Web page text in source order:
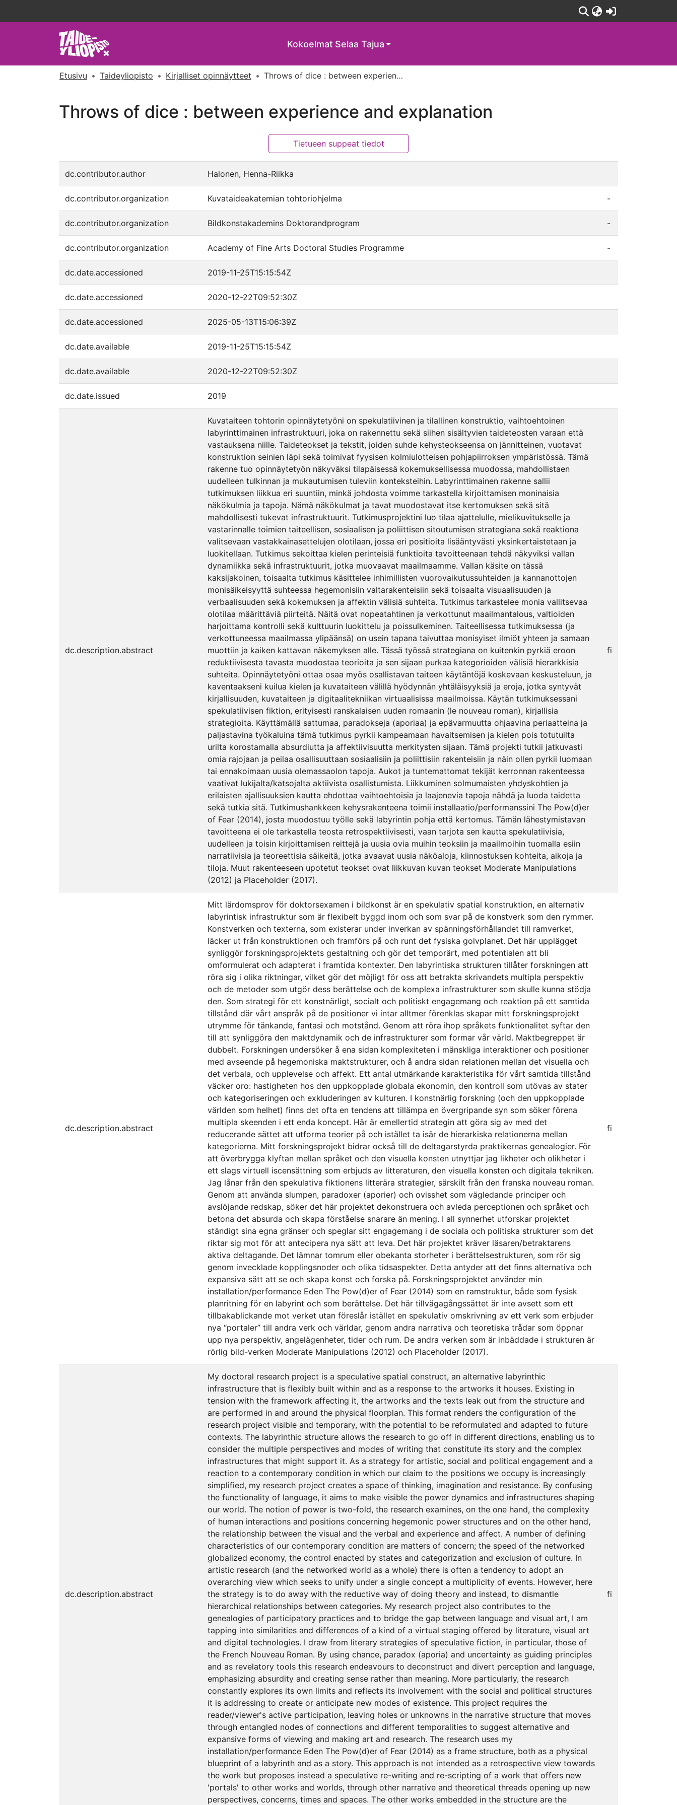
Kokoelmat Selaa Tajua
Etusivu Taideyliopisto Kirjalliset opinnäytteet Throws of dice : between experience and explanation
Throws of dice : between experience and explanation
Tietueen suppeat tiedot
dc.contributor.author Halonen, Henna-Riikka
dc.contributor.organization Kuvataideakatemian tohtoriohjelma -
dc.contributor.organization Bildkonstakademins Doktorandprogram -
dc.contributor.organization Academy of Fine Arts Doctoral Studies Programme -
dc.date.accessioned 2019-11-25T15:15:54Z
dc.date.accessioned 2020-12-22T09:52:30Z
dc.date.accessioned 2025-05-13T15:06:39Z
dc.date.available 2019-11-25T15:15:54Z
dc.date.available 2020-12-22T09:52:30Z
dc.date.issued 2019
dc.description.abstract
Kuvataiteen tohtorin opinnäytetyöni on spekulatiivinen ja tilallinen konstruktio, vaihtoehtoinen
labyrinttimainen infrastruktuuri, joka on rakennettu sekä siihen sisältyvien taideteosten varaan että
vastauksena niille. Taideteokset ja tekstit, joiden suhde kehysteokseensa on jännitteinen, vuotavat
konstruktion seinien läpi sekä toimivat fyysisen kolmiulotteisen pohjapiirroksen ympäristössä. Tämä
rakenne tuo opinnäytetyön näkyväksi tilapäisessä kokemuksellisessa muodossa, mahdollistaen
uudelleen tulkinnan ja mukautumisen tuleviin konteksteihin. Labyrinttimainen rakenne sallii
tutkimuksen liikkua eri suuntiin, minkä johdosta voimme tarkastella kirjoittamisen moninaisia
näkökulmia ja tapoja. Nämä näkökulmat ja tavat muodostavat itse kertomuksen sekä sitä
mahdollisesti tukevat infrastruktuurit. Tutkimusprojektini luo tilaa ajattelulle, mielikuvitukselle ja
vastarinnalle toimien taiteellisen, sosiaalisen ja poliittisen sitoutumisen strategiana sekä reaktiona
valitsevaan vastakkainasettelujen olotilaan, jossa eri positioita lisääntyvästi yksinkertaistetaan ja
luokitellaan. Tutkimus sekoittaa kielen perinteisiä funktioita tavoitteenaan tehdä näkyviksi vallan
dynamiikka sekä infrastruktuurit, jotka muovaavat maailmaamme. Vallan käsite on tässä
kaksijakoinen, toisaalta tutkimus käsittelee inhimillisten vuorovaikutussuhteiden ja kannanottojen
monisäikeisyyttä suhteessa hegemonisiin valtarakenteisiin sekä toisaalta visuaalisuuden ja
verbaalisuuden sekä kokemuksen ja affektin välisiä suhteita. Tutkimus tarkastelee monia vallitsevaa
olotilaa määrittäviä piirteitä. Näitä ovat nopeatahtinen ja verkottunut maailmantalous, valtioiden
harjoittama kontrolli sekä kulttuurin luokittelu ja poissulkeminen. Taiteellisessa tutkimuksessa (ja
verkottuneessa maailmassa ylipäänsä) on usein tapana taivuttaa monisyiset ilmiöt yhteen ja samaan
muottiin ja kaiken kattavan näkemyksen alle. Tässä työssä strategiana on kuitenkin pyrkiä eroon
reduktiivisesta tavasta muodostaa teorioita ja sen sijaan purkaa kategorioiden välisiä hierarkkisia
suhteita. Opinnäytetyöni ottaa osaa myös osallistavan taiteen käytäntöjä koskevaan keskusteluun, ja
kaventaakseni kuilua kielen ja kuvataiteen välillä hyödynnän yhtäläisyyksiä ja eroja, jotka syntyvät
kirjallisuuden, kuvataiteen ja digitaalitekniikan virtuaalisissa maailmoissa. Käytän tutkimuksessani
spekulatiivisen fiktion, erityisesti ranskalaisen uuden romaanin (le nouveau roman), kirjallisia
strategioita. Käyttämällä sattumaa, paradokseja (aporiaa) ja epävarmuutta ohjaavina periaatteina ja
paljastavina työkaluina tämä tutkimus pyrkii kampeamaan havaitsemisen ja kielen pois totutuilta
urilta korostamalla absurdiutta ja affektiivisuutta merkitysten sijaan. Tämä projekti tutkii jatkuvasti
omia rajojaan ja peilaa osallisuuttaan sosiaalisiin ja poliittisiin rakenteisiin ja näin ollen pyrkii luomaan
tai ennakoimaan uusia olemassaolon tapoja. Aukot ja tuntemattomat tekijät kerronnan rakenteessa
vaativat lukijalta/katsojalta aktiivista osallistumista. Liikkuminen solmumaisten yhdyskohtien ja
erilaisten ajallisuuksien kautta ehdottaa vaihtoehtoisia ja laajenevia tapoja nähdä ja luoda taidetta
sekä tutkia sitä. Tutkimushankkeen kehysrakenteena toimii installaatio/performanssini The Pow(d)er
of Fear (2014), josta muodostuu työlle sekä labyrintin pohja että kertomus. Tämän lähestymistavan
tavoitteena ei ole tarkastella teosta retrospektiivisesti, vaan tarjota sen kautta spekulatiivisia,
uudelleen ja toisin kirjoittamisen reittejä ja uusia ovia muihin teoksiin ja maailmoihin tuomalla esiin
narratiivisia ja teoreettisia säikeitä, jotka avaavat uusia näköaloja, kiinnostuksen kohteita, aikoja ja
tiloja. Muut rakenteeseen upotetut teokset ovat liikkuvan kuvan teokset Moderate Manipulations
(2012) ja Placeholder (2017).
fi
dc.description.abstract
Mitt lärdomsprov för doktorsexamen i bildkonst är en spekulativ spatial konstruktion, en alternativ
labyrintisk infrastruktur som är flexibelt byggd inom och som svar på de konstverk som den rymmer.
Konstverken och texterna, som existerar under inverkan av spänningsförhållandet till ramverket,
läcker ut från konstruktionen och framförs på och runt det fysiska golvplanet. Det här upplägget
synliggör forskningsprojektets gestaltning och gör det temporärt, med potentialen att bli
omformulerat och adapterat i framtida kontexter. Den labyrintiska strukturen tillåter forskningen att
röra sig i olika riktningar, vilket gör det möjligt för oss att betrakta skrivandets multipla perspektiv
och de metoder som utgör dess berättelse och de komplexa infrastrukturer som skulle kunna stödja
den. Som strategi för ett konstnärligt, socialt och politiskt engagemang och reaktion på ett samtida
tillstånd där vårt anspråk på de positioner vi intar alltmer förenklas skapar mitt forskningsprojekt
utrymme för tänkande, fantasi och motstånd. Genom att röra ihop språkets funktionalitet syftar den
till att synliggöra den maktdynamik och de infrastrukturer som formar vår värld. Maktbegreppet är
dubbelt. Forskningen undersöker å ena sidan komplexiteten i mänskliga interaktioner och positioner
med avseende på hegemoniska maktstrukturer, och å andra sidan relationen mellan det visuella och
det verbala, och upplevelse och affekt. Ett antal utmärkande karakteristika för vårt samtida tillstånd
väcker oro: hastigheten hos den uppkopplade globala ekonomin, den kontroll som utövas av stater
och kategoriseringen och exkluderingen av kulturen. I konstnärlig forskning (och den uppkopplade
världen som helhet) finns det ofta en tendens att tillämpa en övergripande syn som söker förena
multipla skeenden i ett enda koncept. Här är emellertid strategin att göra sig av med det
reducerande sättet att utforma teorier på och istället ta isär de hierarkiska relationerna mellan
kategorierna. Mitt forskningsprojekt bidrar också till de deltagarstyrda praktikernas genealogier. För
att överbrygga klyftan mellan språket och den visuella konsten utnyttjar jag likheter och olikheter i
ett slags virtuell iscensättning som erbjuds av litteraturen, den visuella konsten och digitala tekniken.
Jag lånar från den spekulativa fiktionens litterära strategier, särskilt från den franska nouveau roman.
Genom att använda slumpen, paradoxer (aporier) och ovisshet som vägledande principer och
avslöjande redskap, söker det här projektet dekonstruera och avleda perceptionen och språket och
betona det absurda och skapa förståelse snarare än mening. I all synnerhet utforskar projektet
ständigt sina egna gränser och speglar sitt engagemang i de sociala och politiska strukturer som det
riktar sig mot för att antecipera nya sätt att leva. Det här projektet kräver läsaren/betraktarens
aktiva deltagande. Det lämnar tomrum eller obekanta storheter i berättelsestrukturen, som rör sig
genom invecklade kopplingsnoder och olika tidsaspekter. Detta antyder att det finns alternativa och
expansiva sätt att se och skapa konst och forska på. Forskningsprojektet använder min
installation/performance Eden The Pow(d)er of Fear (2014) som en ramstruktur, både som fysisk
planritning för en labyrint och som berättelse. Det här tillvägagångssättet är inte avsett som ett
tillbakablickande mot verket utan föreslår istället en spekulativ omskrivning av ett verk som erbjuder
nya “portaler” till andra verk och världar, genom andra narrativa och teoretiska trådar som öppnar
upp nya perspektiv, angelägenheter, tider och rum. De andra verken som är inbäddade i strukturen är
rörlig bild-verken Moderate Manipulations (2012) och Placeholder (2017).
fi
dc.description.abstract
My doctoral research project is a speculative spatial construct, an alternative labyrinthic
infrastructure that is flexibly built within and as a response to the artworks it houses. Existing in
tension with the framework affecting it, the artworks and the texts leak out from the structure and
are performed in and around the physical floorplan. This format renders the configuration of the
research project visible and temporary, with the potential to be reformulated and adapted to future
contexts. The labyrinthic structure allows the research to go off in different directions, enabling us to
consider the multiple perspectives and modes of writing that constitute its story and the complex
infrastructures that might support it. As a strategy for artistic, social and political engagement and a
reaction to a contemporary condition in which our claim to the positions we occupy is increasingly
simplified, my research project creates a space of thinking, imagination and resistance. By confusing
the functionality of language, it aims to make visible the power dynamics and infrastructures shaping
our world. The notion of power is two-fold, the research examines, on the one hand, the complexity
of human interactions and positions concerning hegemonic power structures and on the other hand,
the relationship between the visual and the verbal and experience and affect. A number of defining
characteristics of our contemporary condition are matters of concern; the speed of the networked
globalized economy, the control enacted by states and categorization and exclusion of culture. In
artistic research (and the networked world as a whole) there is often a tendency to adopt an
overarching view which seeks to unify under a single concept a multiplicity of events. However, here
the strategy is to do away with the reductive way of doing theory and instead, to dismantle
hierarchical relationships between categories. My research project also contributes to the
genealogies of participatory practices and to bridge the gap between language and visual art, I am
tapping into similarities and differences of a kind of a virtual staging offered by literature, visual art
and digital technologies. I draw from literary strategies of speculative fiction, in particular, those of
the French Nouveau Roman. By using chance, paradox (aporia) and uncertainty as guiding principles
and as revelatory tools this research endeavours to deconstruct and divert perception and language,
emphasizing absurdity and creating sense rather than meaning. More particularly, the research
constantly explores its own limits and reflects its involvement with the social and political structures
it is addressing to create or anticipate new modes of existence. This project requires the
reader/viewer's active participation, leaving holes or unknowns in the narrative structure that moves
through entangled nodes of connections and different temporalities to suggest alternative and
expansive forms of viewing and making art and research. The research uses my
installation/performance Eden The Pow(d)er of Fear (2014) as a frame structure, both as a physical
blueprint of a labyrinth and as a story. This approach is not intended as a retrospective view towards
the work but proposes instead a speculative re-writing and re-scripting of a work that offers new
'portals' to other works and worlds, through other narrative and theoretical threads opening up new
perspectives, concerns, times and spaces. The other works embedded in the structure are the
fi